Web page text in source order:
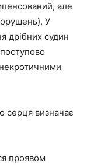
але
У
дрібних судин
серця визначає
проявом